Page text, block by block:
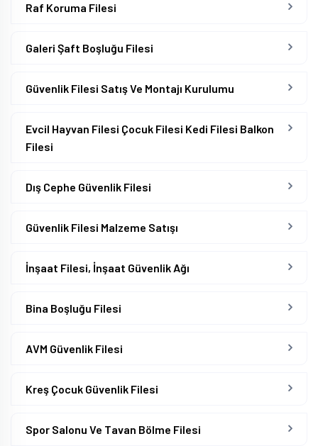
Raf Koruma Filesi
Galeri Şaft Boşluğu Filesi
Güvenlik Filesi Satış Ve Montajı Kurulumu
Evcil Hayvan Filesi Çocuk Filesi Kedi Filesi Balkon
Filesi
Dış Cephe Güvenlik Filesi
Güvenlik Filesi Malzeme Satışı
İnşaat Filesi, İnşaat Güvenlik Ağı
Bina Boşluğu Filesi
AVM Güvenlik Filesi
Kreş Çocuk Güvenlik Filesi
Spor Salonu Ve Tavan Bölme Filesi